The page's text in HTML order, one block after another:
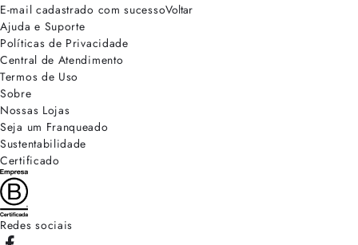
E-mail cadastrado com sucessoVoltar
Ajuda e Suporte
Políticas de Privacidade
Central de Atendimento
Termos de Uso
Sobre
Nossas Lojas
Seja um Franqueado
Sustentabilidade
Certificado
Redes sociais